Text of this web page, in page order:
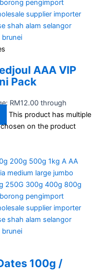
AAA VIP
Pack
RM12.00 through
This product has multiple
on the product
100g /